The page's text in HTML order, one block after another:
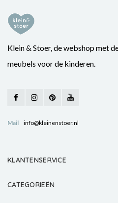
Klein & Stoer, de webshop met
meubels voor de kinderen.
Mail info@kleinenstoer.nl
KLANTENSERVICE
CATEGORIEËN